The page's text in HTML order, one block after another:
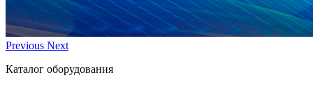
Previous Next
Каталог оборудования